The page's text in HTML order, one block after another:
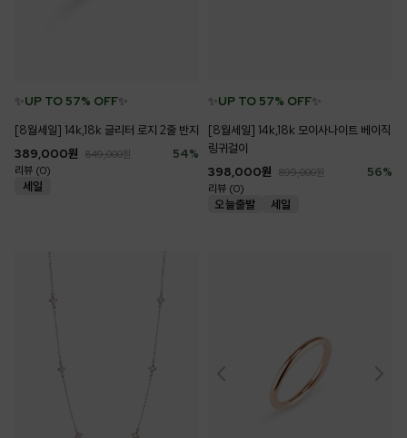
✨UP TO 57% OFF✨
[8월세일] 14k,18k 글리터 로지 2줄 반지
54%
389,000원 849,000원
리뷰 (0)
✨UP TO 57% OFF✨
[8월세일] 14k,18k 모이사나이트 베이직
링귀걸이
56%
398,000원 899,000원
리뷰 (0)